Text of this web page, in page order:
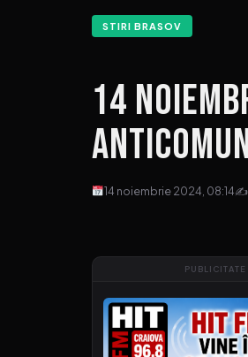
STIRI BRASOV
14
14 noiembrie 2024, 08:14✍
PUBLICITATE